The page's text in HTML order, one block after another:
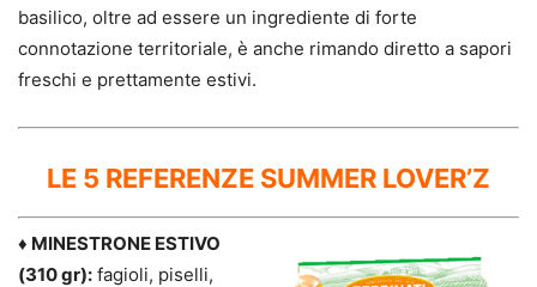
basilico, oltre ad essere un ingrediente di forte
connotazione territoriale, è anche rimando diretto a sapori
freschi e prettamente estivi.
LE 5 REFERENZE SUMMER LOVER’Z
♦ MINESTRONE ESTIVO
(310 gr): fagioli, piselli,